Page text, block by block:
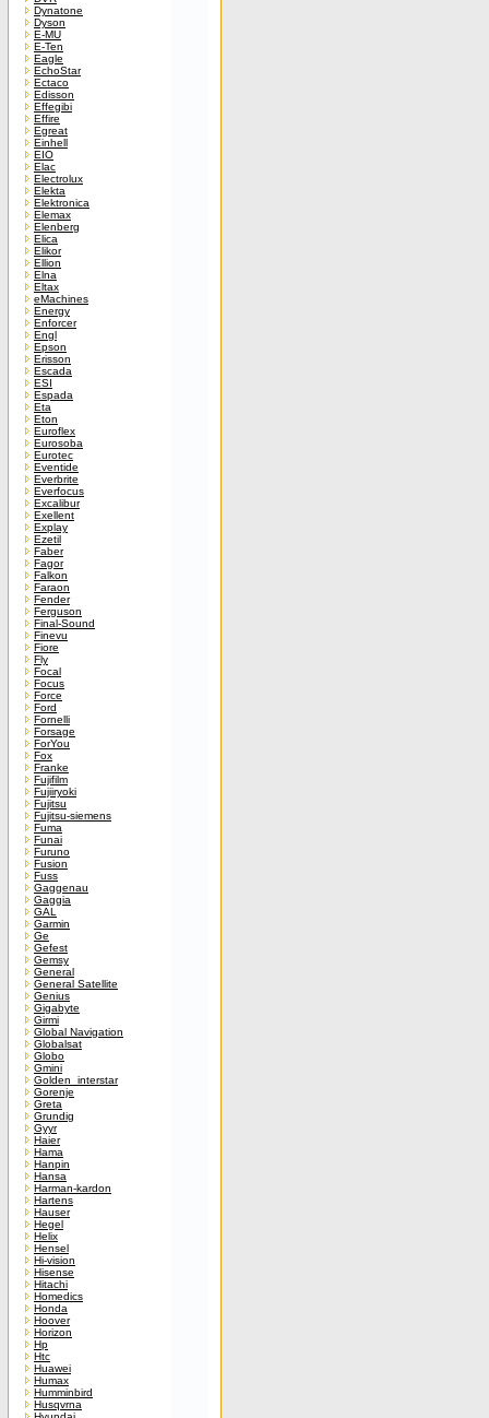
Dynatone
Dyson
E-MU
E-Ten
Eagle
EchoStar
Ectaco
Edisson
Effegibi
Effire
Egreat
Einhell
EIO
Elac
Electrolux
Elekta
Elektronica
Elemax
Elenberg
Elica
Elikor
Ellion
Elna
Eltax
eMachines
Energy
Enforcer
Engl
Epson
Erisson
Escada
ESI
Espada
Eta
Eton
Euroflex
Eurosoba
Eurotec
Eventide
Everbrite
Everfocus
Excalibur
Exellent
Explay
Ezetil
Faber
Fagor
Falkon
Faraon
Fender
Ferguson
Final-Sound
Finevu
Fiore
Fly
Focal
Focus
Force
Ford
Fornelli
Forsage
ForYou
Fox
Franke
Fujifilm
Fujiiryoki
Fujitsu
Fujitsu-siemens
Fuma
Funai
Furuno
Fusion
Fuss
Gaggenau
Gaggia
GAL
Garmin
Ge
Gefest
Gemsy
General
General Satellite
Genius
Gigabyte
Girmi
Global Navigation
Globalsat
Globo
Gmini
Golden_interstar
Gorenje
Greta
Grundig
Gyyr
Haier
Hama
Hanpin
Hansa
Harman-kardon
Hartens
Hauser
Hegel
Helix
Hensel
Hi-vision
Hisense
Hitachi
Homedics
Honda
Hoover
Horizon
Hp
Htc
Huawei
Humax
Humminbird
Husqvrna